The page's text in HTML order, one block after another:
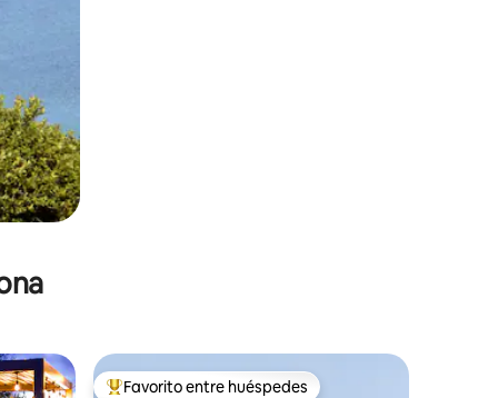
Favorito entre huéspedes